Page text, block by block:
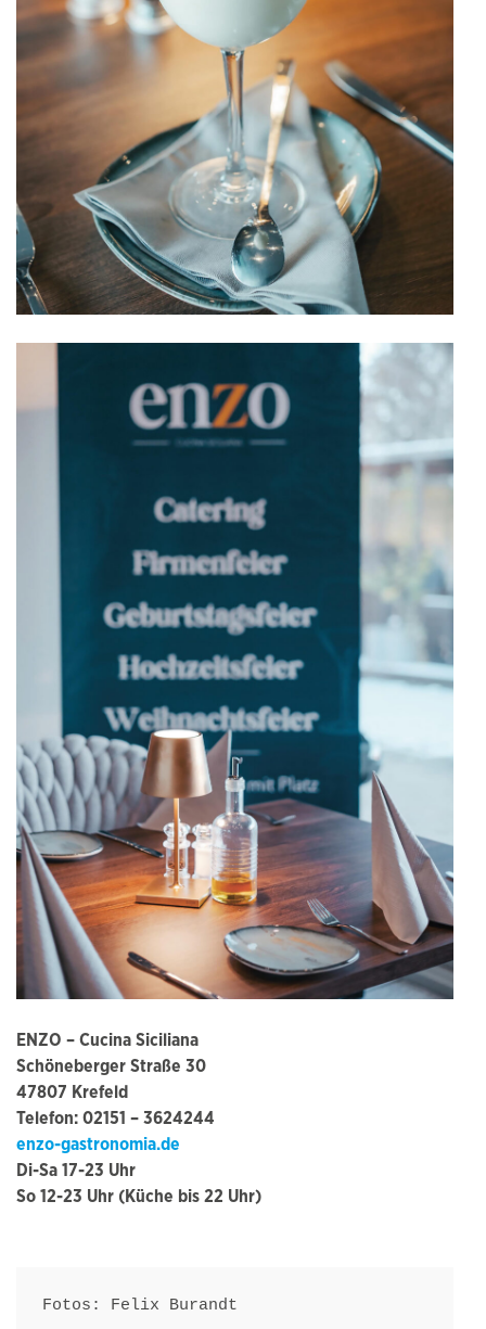
ENZO – Cucina Siciliana
Schöneberger Straße 30
47807 Krefeld
Telefon: 02151 – 3624244
enzo-gastronomia.de
Di-Sa 17-23 Uhr
So 12-23 Uhr (Küche bis 22 Uhr)
Fotos: Felix Burandt